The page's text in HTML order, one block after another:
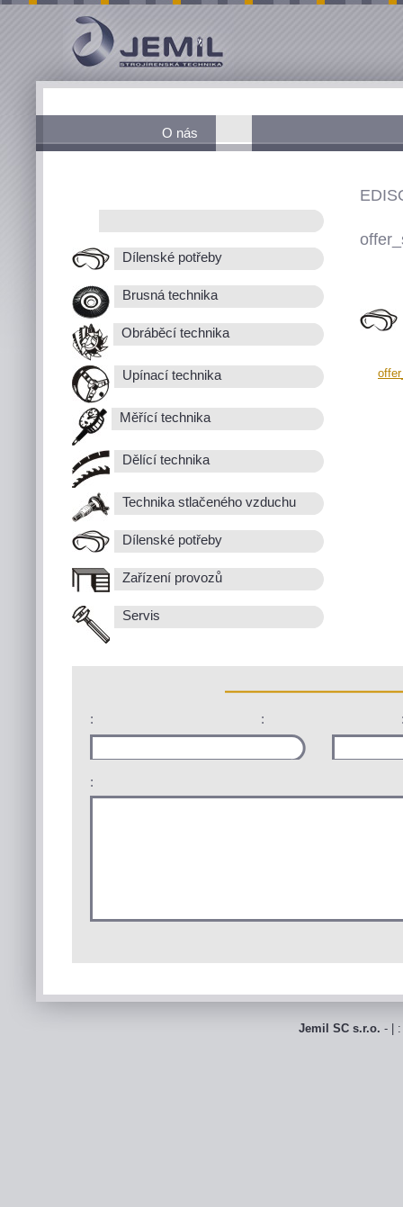
O nás
Dílenské potřeby
Brusná technika
Obráběcí technika
Upínací technika
Měřící technika
Dělící technika
Technika stlačeného vzduchu
Dílenské potřeby
Zařízení provozů
Servis
: :
:
Jemil SC s.r.o. - |